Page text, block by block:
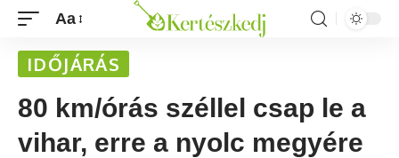
Aa
IDŐJÁRÁS
80 km/órás széllel csap le a
vihar, erre a nyolc megyére